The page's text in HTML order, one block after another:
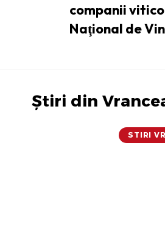
companii
Naţional de
Știri din
STIRI